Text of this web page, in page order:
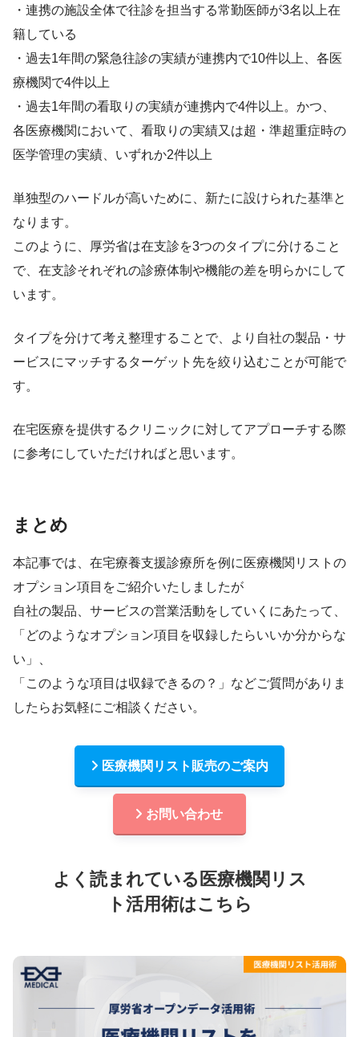
・連携の施設全体で往診を担当する常勤医師が3名以上在
籍している
・過去1年間の緊急往診の実績が連携内で10件以上、各医
療機関で4件以上
・過去1年間の看取りの実績が連携内で4件以上。かつ、
各医療機関において、看取りの実績又は超・準超重症時の
医学管理の実績、いずれか2件以上
単独型のハードルが高いために、新たに設けられた基準と
なります。
このように、厚労省は在支診を3つのタイプに分けること
で、在支診それぞれの診療体制や機能の差を明らかにして
います。
タイプを分けて考え整理することで、より自社の製品・サ
ービスにマッチするターゲット先を絞り込むことが可能で
す。
在宅医療を提供するクリニックに対してアプローチする際
に参考にしていただければと思います。
まとめ
本記事では、在宅療養支援診療所を例に医療機関リストの
オプション項目をご紹介いたしましたが
自社の製品、サービスの営業活動をしていくにあたって、
「どのようなオプション項目を収録したらいいか分からな
い」、
「このような項目は収録できるの？」などご質問がありま
したらお気軽にご相談ください。
医療機関リスト販売のご案内
お問い合わせ
よく読まれている医療機関リス
ト活用術はこちら